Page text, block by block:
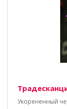
Укорененный